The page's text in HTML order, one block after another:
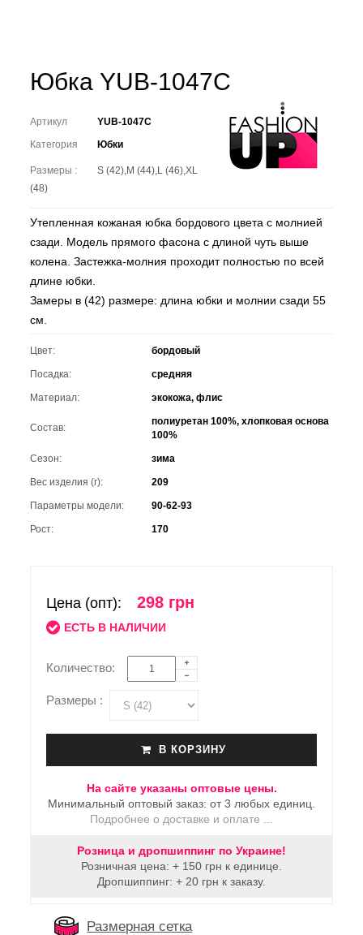
Юбка YUB-1047C
Артикул
YUB-1047C
Категория
Юбки
Размеры :
S (42),M (44),L (46),XL
(48)
Утепленная кожаная юбка бордового цвета с молнией
сзади. Модель прямого фасона с длиной чуть выше
колена. Застежка-молния проходит полностью по всей
длине юбки.
Замеры в (42) размере: длина юбки и молнии сзади 55
см.
Цвет: бордовый
Посадка: средняя
Материал: экокожа, флис
Состав:
полиуретан 100%, хлопковая основа
100%
Сезон: зима
Вес изделия (г): 209
Параметры модели: 90-62-93
Рост: 170
Цена (опт): 298 грн
ЕСТЬ В НАЛИЧИИ
Количество:
Размеры :
В КОРЗИНУ
На сайте указаны оптовые цены.
Минимальный оптовый заказ: от 3 любых единиц.
Подробнее о доставке и оплате ...
Розница и дропшиппинг по Украине!
Розничная цена: + 150 грн к единице.
Дропшиппинг: + 20 грн к заказу.
Размерная сетка